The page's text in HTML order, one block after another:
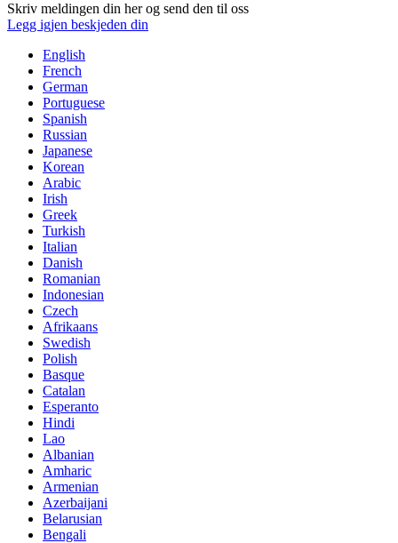
Skriv meldingen din her og send den til oss
Legg igjen beskjeden din
English
French
German
Portuguese
Spanish
Russian
Japanese
Korean
Arabic
Irish
Greek
Turkish
Italian
Danish
Romanian
Indonesian
Czech
Afrikaans
Swedish
Polish
Basque
Catalan
Esperanto
Hindi
Lao
Albanian
Amharic
Armenian
Azerbaijani
Belarusian
Bengali